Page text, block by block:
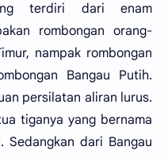
terdiri dari enam
rombongan orang-
nampak rombongan
Bangau Putih.
persilatan aliran lurus.
tiganya yang bernama
Sedangkan dari Bangau